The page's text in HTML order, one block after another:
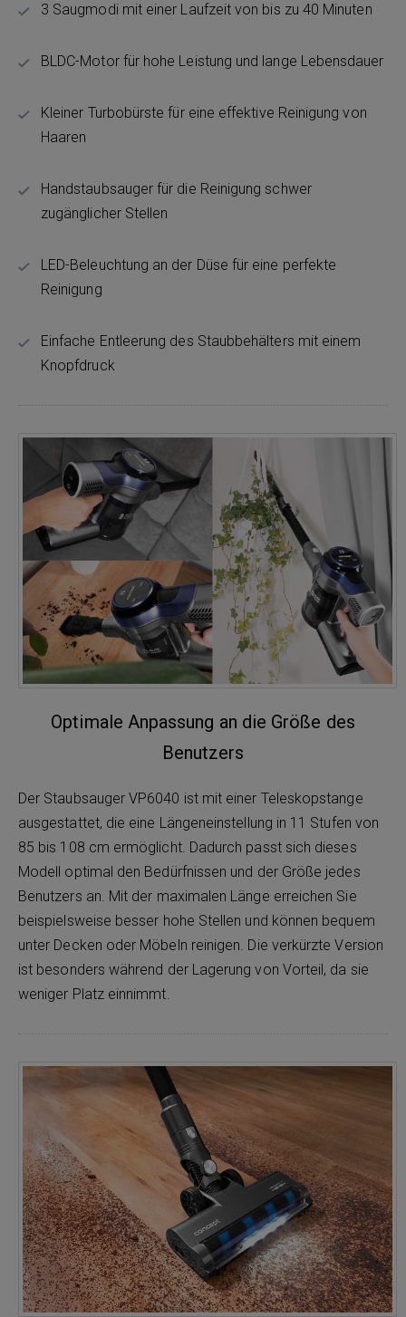
3 Saugmodi mit einer Laufzeit von bis zu 40 Minuten
BLDC-Motor für hohe Leistung und lange Lebensdauer
Kleiner Turbobürste für eine effektive Reinigung von
Haaren
Handstaubsauger für die Reinigung schwer
zugänglicher Stellen
LED-Beleuchtung an der Düse für eine perfekte
Reinigung
Einfache Entleerung des Staubbehälters mit einem
Knopfdruck
Optimale Anpassung an die Größe des
Benutzers
Der Staubsauger VP6040 ist mit einer Teleskopstange
ausgestattet, die eine Längeneinstellung in 11 Stufen von
85 bis 108 cm ermöglicht. Dadurch passt sich dieses
Modell optimal den Bedürfnissen und der Größe jedes
Benutzers an. Mit der maximalen Länge erreichen Sie
beispielsweise besser hohe Stellen und können bequem
unter Decken oder Möbeln reinigen. Die verkürzte Version
ist besonders während der Lagerung von Vorteil, da sie
weniger Platz einnimmt.